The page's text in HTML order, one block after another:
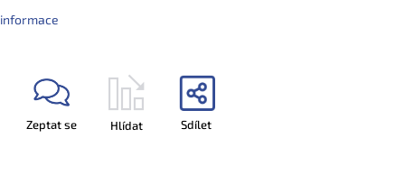
Zeptat se Hlídat Sdílet